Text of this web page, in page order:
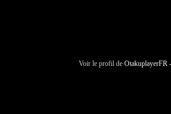
Voir le profil de OtakuplayerFR